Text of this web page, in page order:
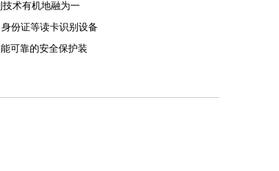
术有机地融为一
份证等读卡识别设备
可靠的安全保护装